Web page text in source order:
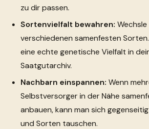
zu dir passen.
Sortenvielfalt bewahren:
verschiedenen samenfesten
eine echte genetische Vielfalt in
Saatgutarchiv.
Nachbarn einspannen: Wenn
Selbstversorger in der Nähe
anbauen, kann man sich
und Sorten tauschen.